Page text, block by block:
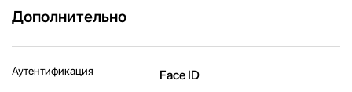
Дополнительно
Аутентификация Face ID